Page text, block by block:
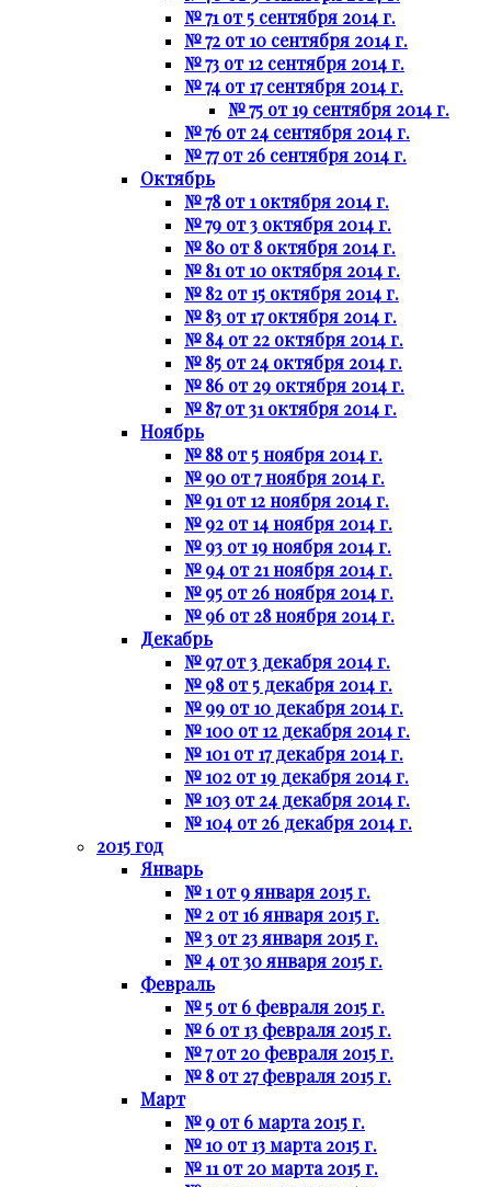
№ 71 от 5 сентября 2014 г.
№ 72 от 10 сентября 2014 г.
№ 73 от 12 сентября 2014 г.
№ 74 от 17 сентября 2014 г.
№ 75 от 19 сентября 2014 г.
№ 76 от 24 сентября 2014 г.
№ 77 от 26 сентября 2014 г.
Октябрь
№ 78 от 1 октября 2014 г.
№ 79 от 3 октября 2014 г.
№ 80 от 8 октября 2014 г.
№ 81 от 10 октября 2014 г.
№ 82 от 15 октября 2014 г.
№ 83 от 17 октября 2014 г.
№ 84 от 22 октября 2014 г.
№ 85 от 24 октября 2014 г.
№ 86 от 29 октября 2014 г.
№ 87 от 31 октября 2014 г.
Ноябрь
№ 88 от 5 ноября 2014 г.
№ 90 от 7 ноября 2014 г.
№ 91 от 12 ноября 2014 г.
№ 92 от 14 ноября 2014 г.
№ 93 от 19 ноября 2014 г.
№ 94 от 21 ноября 2014 г.
№ 95 от 26 ноября 2014 г.
№ 96 от 28 ноября 2014 г.
Декабрь
№ 97 от 3 декабря 2014 г.
№ 98 от 5 декабря 2014 г.
№ 99 от 10 декабря 2014 г.
№ 100 от 12 декабря 2014 г.
№ 101 от 17 декабря 2014 г.
№ 102 от 19 декабря 2014 г.
№ 103 от 24 декабря 2014 г.
№ 104 от 26 декабря 2014 г.
2015 год
Январь
№ 1 от 9 января 2015 г.
№ 2 от 16 января 2015 г.
№ 3 от 23 января 2015 г.
№ 4 от 30 января 2015 г.
Февраль
№ 5 от 6 февраля 2015 г.
№ 6 от 13 февраля 2015 г.
№ 7 от 20 февраля 2015 г.
№ 8 от 27 февраля 2015 г.
Март
№ 9 от 6 марта 2015 г.
№ 10 от 13 марта 2015 г.
№ 11 от 20 марта 2015 г.